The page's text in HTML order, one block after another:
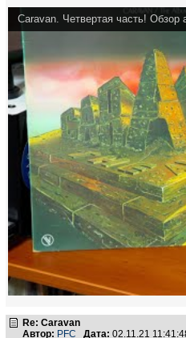
Re: Caravan
Автор: PFC Дата: 02.11.21